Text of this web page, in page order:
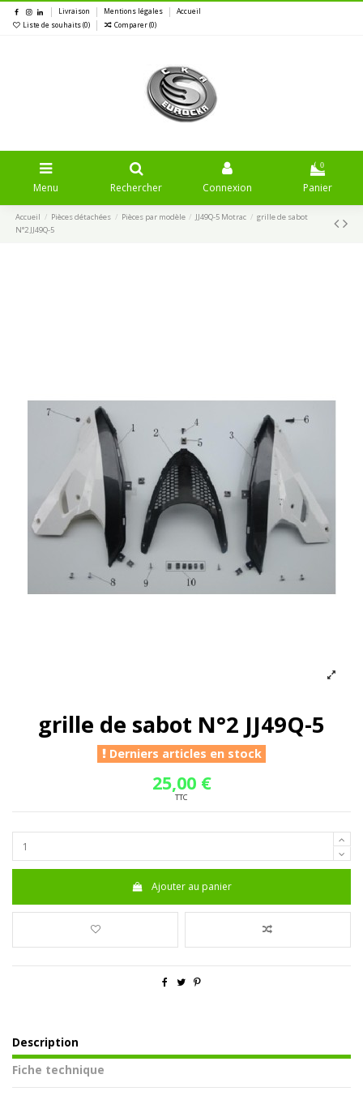
Livraison Mentions légales
Accueil
Liste de souhaits (0) Comparer (0)
Menu Rechercher Connexion
0
Panier
Accueil Pièces détachées Pièces par modèle JJ49Q-5 Motrac
grille de sabot
N°2 JJ49Q-5
grille de sabot N°2 JJ49Q-5
Derniers articles en stock
25,00 €
TTC
Ajouter au panier
Description
Fiche technique